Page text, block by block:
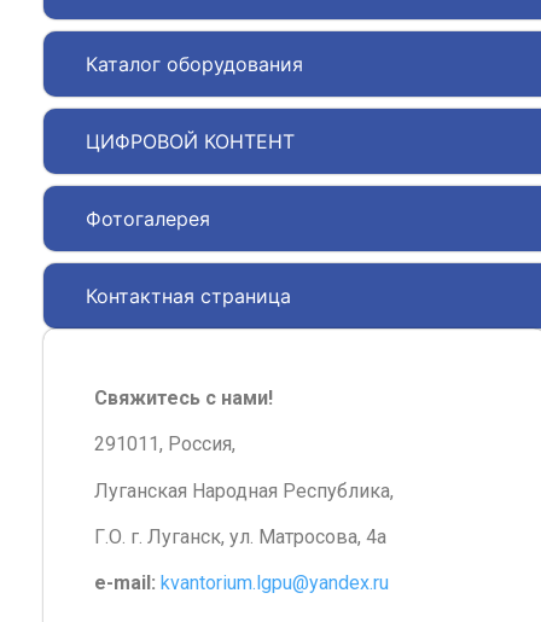
Каталог оборудования
ЦИФРОВОЙ КОНТЕНТ
Фотогалерея
Контактная страница
Свяжитесь с нами!
291011, Россия,
Луганская Народная Республика,
Г.О. г. Луганск, ул. Матросова, 4а
e-mail: kvantorium.lgpu@yandex.ru